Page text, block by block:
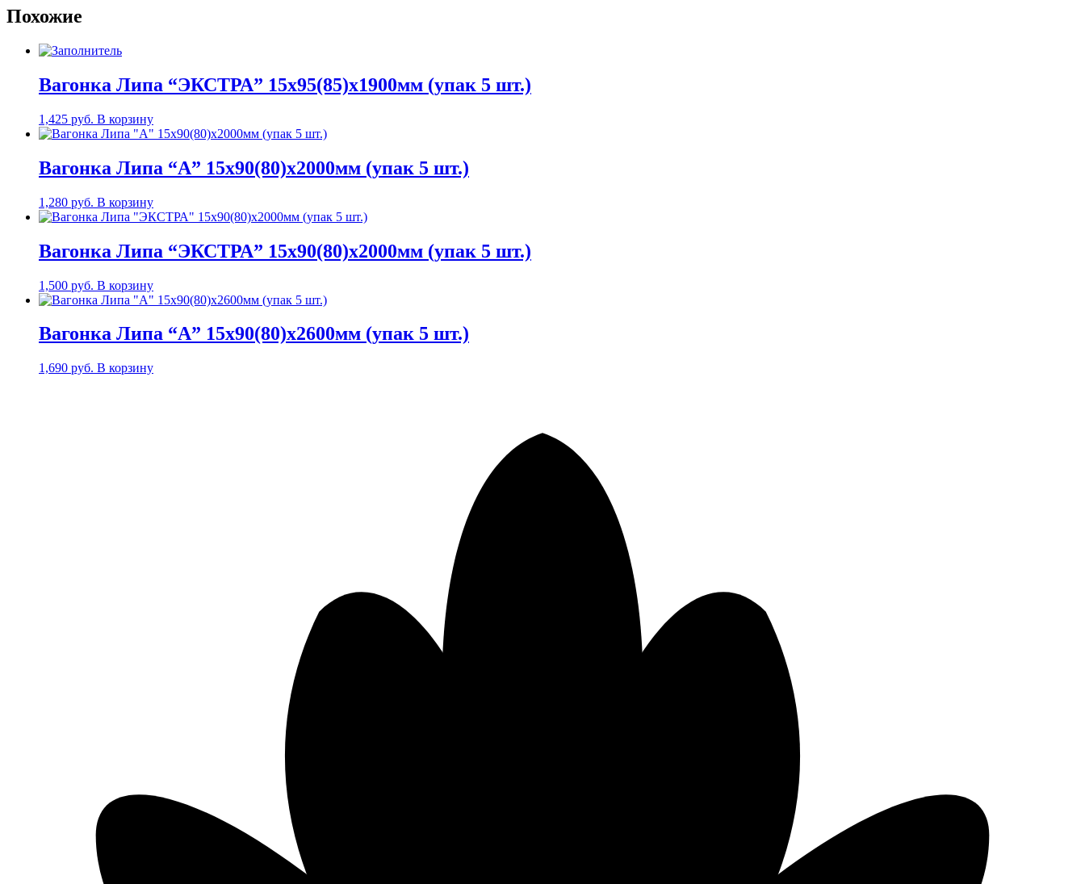
Похожие
Вагонка Липа “ЭКСТРА” 15х95(85)х1900мм (упак 5 шт.)
1,425 руб. В корзину
Вагонка Липа “А” 15х90(80)х2000мм (упак 5 шт.)
1,280 руб. В корзину
Вагонка Липа “ЭКСТРА” 15х90(80)х2000мм (упак 5 шт.)
1,500 руб. В корзину
Вагонка Липа “А” 15х90(80)х2600мм (упак 5 шт.)
1,690 руб. В корзину